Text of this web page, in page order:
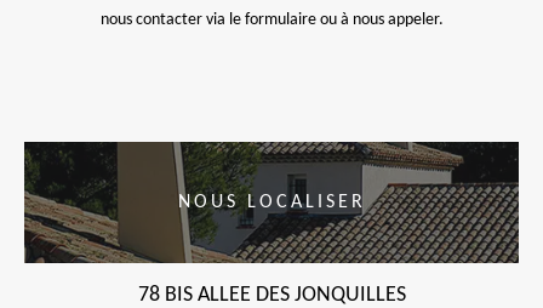
nous contacter via le formulaire ou à nous appeler.
NOUS LOCALISER
78 BIS ALLEE DES JONQUILLES